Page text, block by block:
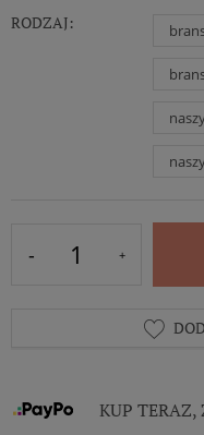
RODZAJ:
KUP TERAZ,